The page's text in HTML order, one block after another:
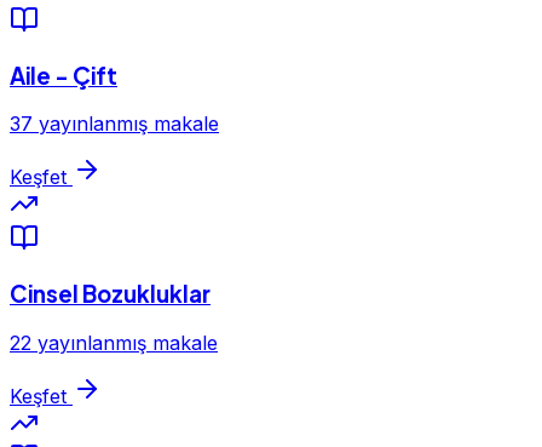
Aile - Çift
37 yayınlanmış makale
Keşfet
Cinsel Bozukluklar
22 yayınlanmış makale
Keşfet